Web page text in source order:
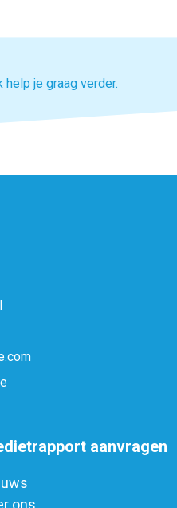
help je graag verder.
aanvragen
ons